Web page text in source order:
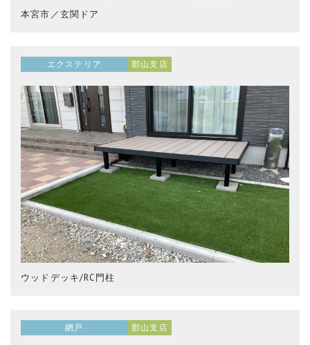
本宮市／玄関ドア
エクステリア 郡山支店
ウッドデッキ/RC門柱
網戸 郡山支店